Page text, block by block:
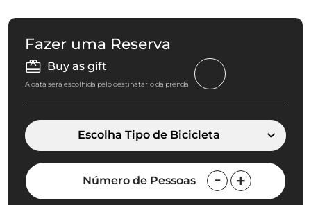
Fazer uma Reserva
Buy as gift
A data será escolhida pelo destinatário da prenda
Escolha Tipo de Bicicleta
Número de Pessoas